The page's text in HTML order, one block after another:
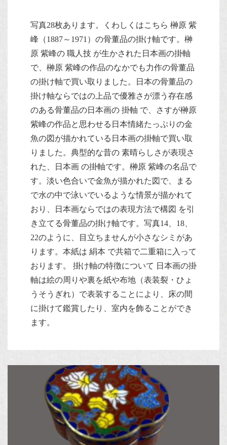
写真28枚あります。くわしくはこちら 榊原 紫
峰（1887～1971）の骨董品の掛け軸です。榊
原 紫峰の 職人技 が生かされた日本画の掛軸
で、榊原 紫峰の作品のなかでも力作の骨董品
の掛け軸で買い取りました。日本の骨董品の
掛け軸ならではの上品で優雅さが漂う存在感
のある骨董品の日本画の 掛軸 で、さすが榊原
紫峰の作品と思わせる日本情緒たっぷりの金
魚の図が描かれている日本画の掛軸で買い取
りました。典型的な昔の 素晴らしさが表現さ
れた、日本画 の掛軸です。榊原 紫峰の名品で
す。淡い色合いで金魚が描かれた図で、まる
で水の中で泳いでいるような情景が描かれて
おり、日本画ならではの表現方法で構図 を引
き立てる骨董品の掛け軸です。写真14、18、
22のように、目立ちませんが小さなシミがあ
ります。本紙は 絹本 で共箱で二重箱に入って
おります。 掛け軸の特徴について 日本画の掛
軸は絵の周りや裏を紙や布地（表装裂・ひょ
うそうぎれ）で表装することにより、床の間
に掛けて鑑賞したり、室内を飾ることができ
ます。